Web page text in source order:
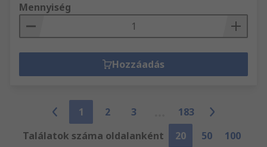
Mennyiség
Hozzáadás
1 2 3
183
Találatok száma oldalanként
20 50 100